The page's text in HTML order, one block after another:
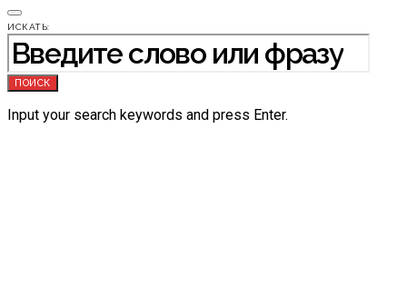
ИСКАТЬ:
ПОИСК
Input your search keywords and press Enter.